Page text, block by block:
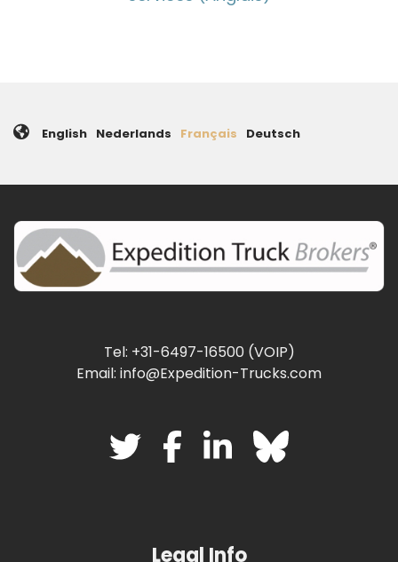
English Nederlands Français Deutsch
Tel: +31-6497-16500 (VOIP)
Email: info@Expedition-Trucks.com
Legal Info